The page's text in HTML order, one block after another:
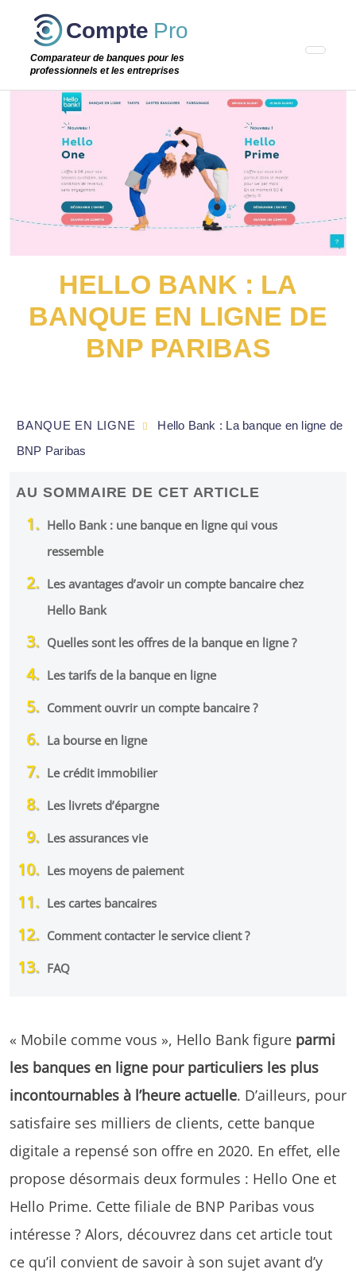
Passer
étape
Compte Pro
Comparateur de banques pour les
professionnels et les entreprises
HELLO BANK : LA
BANQUE EN LIGNE DE
BNP PARIBAS
« Mobile comme vous », Hello Bank figure parmi
les banques en ligne pour particuliers les plus
incontournables à l’heure actuelle. D’ailleurs, pour
satisfaire ses milliers de clients, cette banque
digitale a repensé son offre en 2020. En effet, elle
propose désormais deux formules : Hello One et
Hello Prime. Cette filiale de BNP Paribas vous
intéresse ? Alors, découvrez dans cet article tout
ce qu’il convient de savoir à son sujet avant d’y
BANQUE EN LIGNE
Hello Bank : La banque en ligne de
BNP Paribas
AU SOMMAIRE DE CET ARTICLE
Hello Bank : une banque en ligne qui vous
ressemble
Les avantages d’avoir un compte bancaire chez
Hello Bank
Quelles sont les offres de la banque en ligne ?
Les tarifs de la banque en ligne
Comment ouvrir un compte bancaire ?
La bourse en ligne
Le crédit immobilier
Les livrets d’épargne
Les assurances vie
Les moyens de paiement
Les cartes bancaires
Comment contacter le service client ?
FAQ